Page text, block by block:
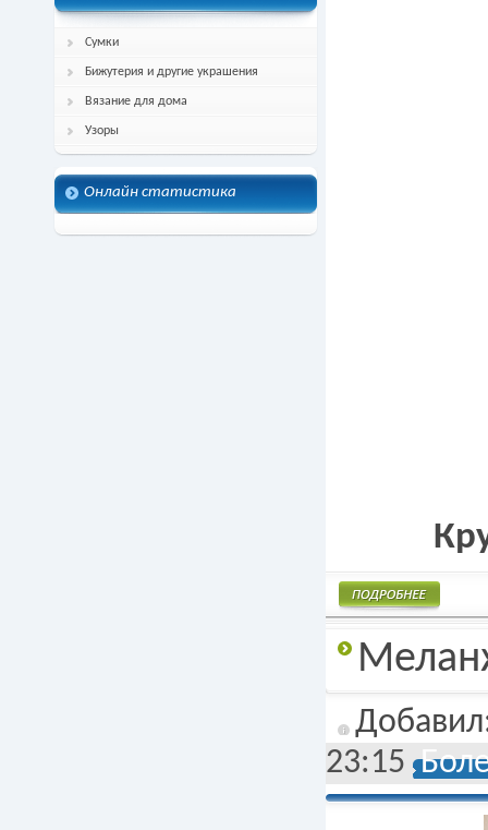
Сумки
Бижутерия и другие украшения
Вязание для дома
Узоры
Онлайн статистика
23:15